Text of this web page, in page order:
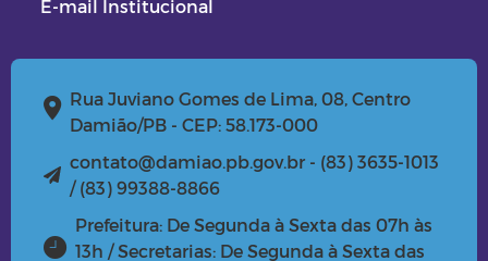
E-mail Institucional
Rua Juviano Gomes de Lima, 08, Centro
Damião/PB - CEP: 58.173-000
contato@damiao.pb.gov.br - (83) 3635-1013
/ (83) 99388-8866
Prefeitura: De Segunda à Sexta das 07h às
13h / Secretarias: De Segunda à Sexta das